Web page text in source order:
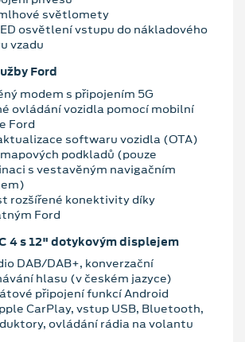
světlomety
osvětlení vstupu do nákladového
vzadu
Ford
modem s připojením 5G
ovládání vozidla pomocí mobilní
Ford
softwaru vozidla (OTA)
podkladů (pouze
s vestavěným navigačním
rozšířené konektivity díky
Ford
4 s 12" dotykovým displejem
DAB/DAB+, konverzační
hlasu (v českém jazyce)
připojení funkcí Android
CarPlay, vstup USB, Bluetooth,
ovládání rádia na volantu